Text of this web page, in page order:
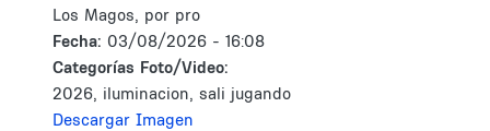
Los Magos, por pro
Fecha: 03/08/2026 - 16:08
Categorías Foto/Video:
2026, iluminacion, sali jugando
Descargar Imagen